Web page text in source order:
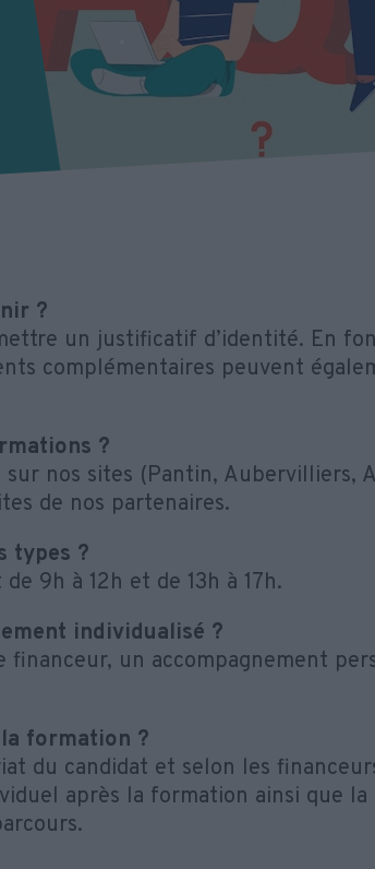
?
un justificatif d’identité. En
complémentaires peuvent
?
nos sites (Pantin, Aubervilliers,
de nos partenaires.
types ?
9h à 12h et de 13h à 17h.
individualisé ?
un accompagnement
formation ?
du candidat et selon les
après la formation ainsi que